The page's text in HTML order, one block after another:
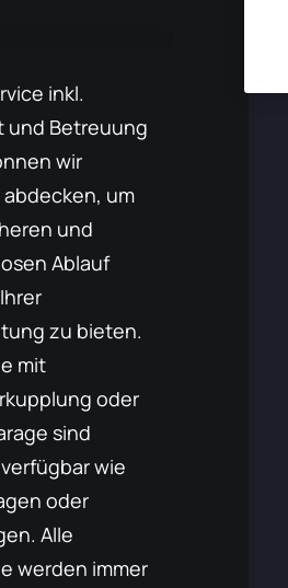
inkl.
und Betreuung
wir
um
und
Ablauf
zu bieten.
mit
oder
sind
wie
oder
Alle
werden immer